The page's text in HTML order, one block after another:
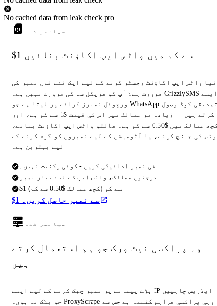
No cached data from leak check pro
سپانسر شدہ
$1 سے کم میں واٹس ایپ اکاؤنٹ بنائیں
نیا واٹس ایپ اکاؤنٹ رجسٹر کرنے کے لیے ایک نئے فون نمبر کی
ضرورت ہے؟ آپ کو فزیکل سم کی ضرورت نہیں ہے۔ GrizzlySMS ایسے
ورچوئل نمبرز کرائے پر لیتا ہے جو WhatsApp تصدیقی کوڈ وصول
کرتے ہیں — زیادہ تر ممالک میں اس کی قیمت $1 سے کم ہے، اور
کچھ ممالک میں $0.50 سے کم ہے۔ فالتو واٹس ایپ اکاؤنٹ بنانے،
کی جانچ کرنے، یا آٹومیشن کے لیے نمبروں کو گرم کرنے کے
لیے بہترین ہے۔
فی نمبر ادائیگی کریں - کوئی رکنیت نہیں۔
درجنوں ممالک، واٹس ایپ کے لیے تیار نمبر
$1 سے کم (کچھ ممالک $0.50 سے کم)
$1 سے نمبر حاصل کریں۔
سپانسر شدہ
وہ پراکسی نیٹ ورک جو ہم استعمال کرتے
ہیں
بڑے پیمانے پر نمبر چیک کرنے کے لیے ایسے IP ایڈریس چاہییں
جو بلاک نہ ہوں۔ ProxyScrape وہی پراکسی فراہم کنندہ ہے جس سے